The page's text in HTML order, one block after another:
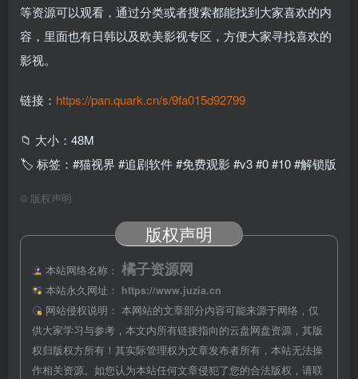
等资源可以观看，通过分类或者搜索都能找到大家喜欢的内
容，里面也有日韩以及欧美影视专区，方便大家寻找喜欢的
影视。
链接： https://pan.quark.cn/s/9fa015d92799
📁 大小：48M
🏷 标签：#猫视界 #追剧软件 #免费观影 #v3 #0 #10 #解锁版
© 版权声明
版权声明
本站网络名称： 橘子资源网
本站永久网址：
https://www.juzia.cn
网站侵权说明： 本网站的文章部分内容可能来源于网络，仅
供大家学习与参考，本文内所有链接指向的云盘网盘资源，其版
权归版权方所有！其实际管理权为文章发布者所有，本站无法操
作相关资源。如您认为本站任何文章侵犯了您的合法版权，请联